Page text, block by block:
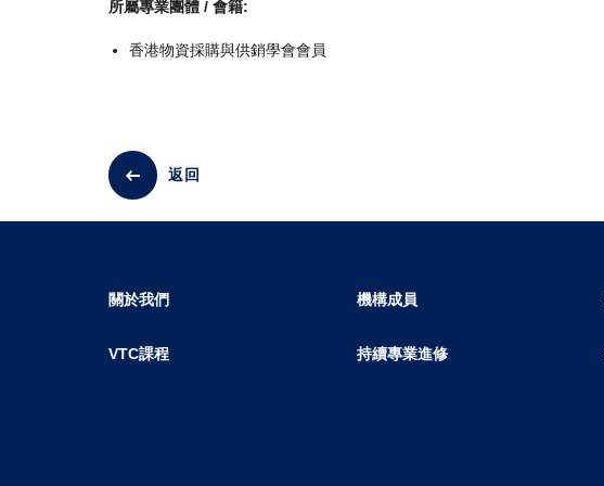
所屬專業團體 / 會籍:
香港物資採購與供銷學會會員
返回
關於我們 機構成員
VTC課程 持續專業進修